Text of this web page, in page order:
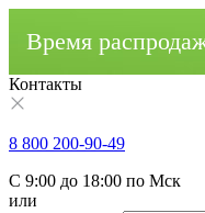
Время
Контакты
8 800 200-90-49
С 9:00 до 18:00 по Мск
или